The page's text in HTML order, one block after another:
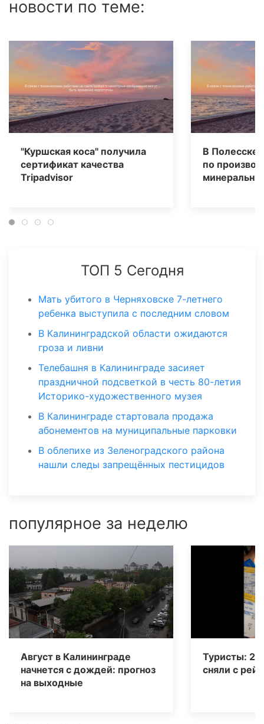
новости по теме:
"Куршская коса" получила
сертификат качества
Tripаdvisor
В Полесске
по
ТОП 5 Сегодня
Мать убитого в Черняховске 7-летнего
ребенка выступила с последним словом
В Калининградской области ожидаются
гроза и ливни
Телебашня в Калининграде засияет
праздничной подсветкой в честь 80-летия
Историко-художественного музея
В Калининграде стартовала продажа
абонементов на муниципальные парковки
В облепихе из Зеленоградского района
нашли следы запрещённых пестицидов
популярное за неделю
Август в Калининграде
начнется с дождей: прогноз
на выходные
Туристы: 20
сняли с